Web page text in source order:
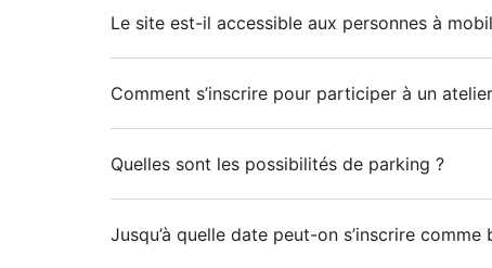
Le site est-il accessible aux personnes à
Comment s’inscrire pour participer à un
Quelles sont les possibilités de parking ?
Jusqu’à quelle date peut-on s’inscrire